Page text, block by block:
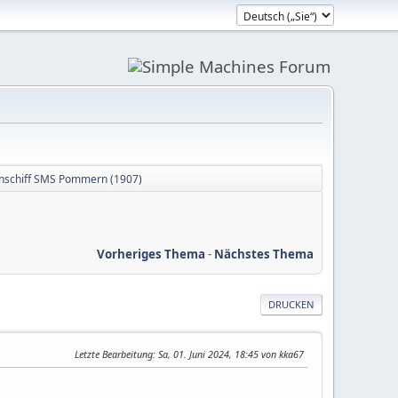
SMS Pommern (1907)
Vorheriges Thema - Nächstes Thema
DRUCKEN
Letzte Bearbeitung: Sa, 01. Juni 2024, 18:45 von kka67